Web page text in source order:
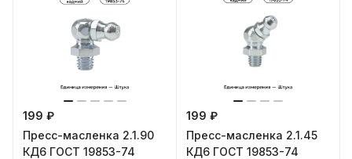
199 ₽
Пресс-масленка 2.1.90
КД6 ГОСТ 19853-74
199 ₽
Пресс-масленка 2.1.45
КД6 ГОСТ 19853-74